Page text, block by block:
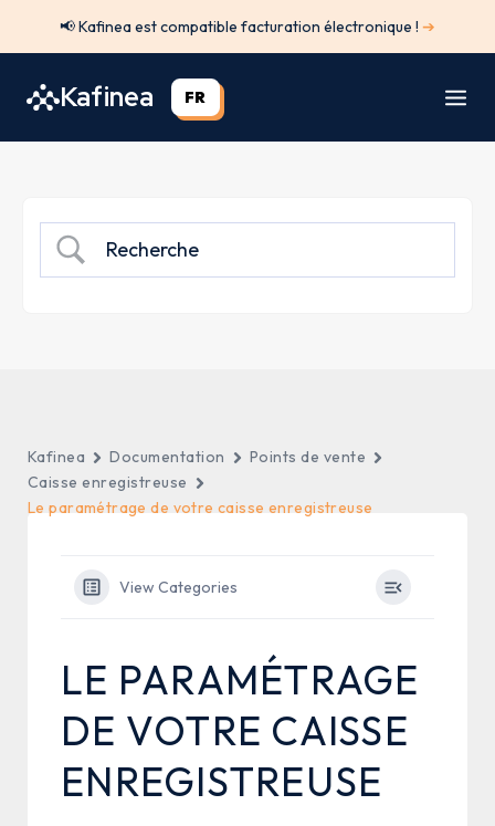
📢 Kafinea est compatible facturation électronique ! ➔
Kafinea FR
Kafinea Documentation
Points de vente
Caisse enregistreuse
Le paramétrage de votre caisse enregistreuse
View Categories
LE PARAMÉTRAGE
DE VOTRE CAISSE
ENREGISTREUSE